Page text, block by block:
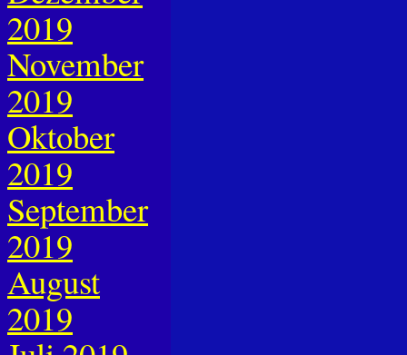
2019
November
2019
Oktober
2019
September
2019
August
2019